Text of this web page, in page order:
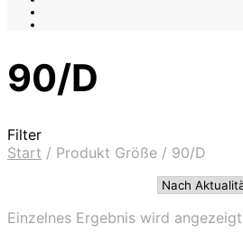
90/D
Filter
Start / Produkt Größe / 90/D
Einzelnes Ergebnis wird angezeigt